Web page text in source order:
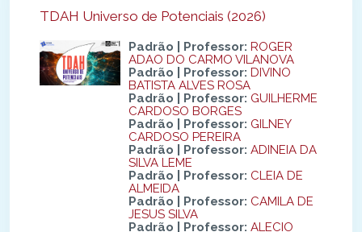
TDAH Universo de Potenciais (2026)
Padrão | Professor: ROGER
ADAO DO CARMO VILANOVA
Padrão | Professor: DIVINO
BATISTA ALVES ROSA
Padrão | Professor: GUILHERME
CARDOSO BORGES
Padrão | Professor: GILNEY
CARDOSO PEREIRA
Padrão | Professor: ADINEIA DA
SILVA LEME
Padrão | Professor: CLEIA DE
ALMEIDA
Padrão | Professor: CAMILA DE
JESUS SILVA
Padrão | Professor: ALECIO